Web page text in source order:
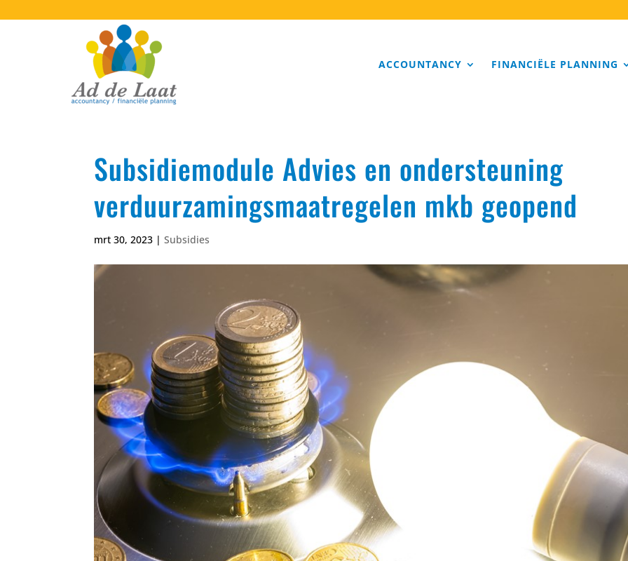
ACCOUNTANCY FINANCIËLE PLANNING
Subsidiemodule Advies en ondersteuning
verduurzamingsmaatregelen mkb geopend
mrt 30, 2023 |Subsidies